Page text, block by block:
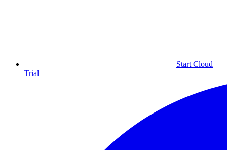
Start Cloud
Trial